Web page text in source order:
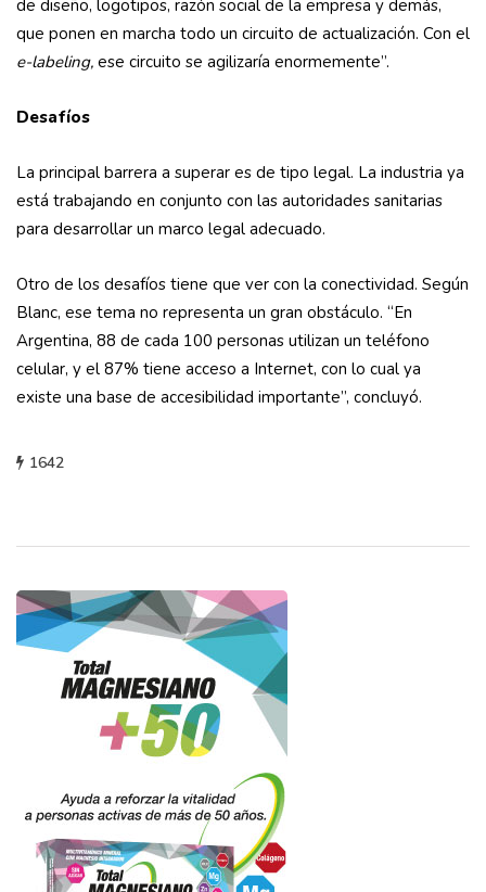
de diseño, logotipos, razón social de la empresa y demás,
que ponen en marcha todo un circuito de actualización. Con el
e-labeling, ese circuito se agilizaría enormemente”.
Desafíos
La principal barrera a superar es de tipo legal. La industria ya
está trabajando en conjunto con las autoridades sanitarias
para desarrollar un marco legal adecuado.
Otro de los desafíos tiene que ver con la conectividad. Según
Blanc, ese tema no representa un gran obstáculo. “En
Argentina, 88 de cada 100 personas utilizan un teléfono
celular, y el 87% tiene acceso a Internet, con lo cual ya
existe una base de accesibilidad importante”, concluyó.
1642